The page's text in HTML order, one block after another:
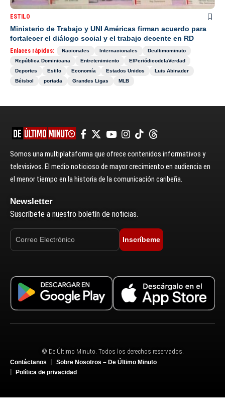
ESTILO
Ministerio de Trabajo y UNI Américas firman acuerdo para
fortalecer el diálogo social y el trabajo decente en RD
Enlaces rápidos: Nacionales Internacionales
Deultimominuto
República Dominicana
Entretenimiento
ElPeriódicodelaVerdad
Deportes
Estilo Economía Estados Unidos
Luis Abinader
Béisbol
portada Grandes Ligas MLB
Somos una multiplataforma que ofrece contenidos informativos y
televisivos. El medio noticioso de mayor crecimiento en audiencia en
el menor tiempo en la historia de la comunicación caribeña.
Newsletter
Suscríbete a nuestro boletín de noticias.
Inscríbeme
© De Último Minuto. Todos los derechos reservados.
Contáctanos
Sobre Nosotros – De Último Minuto
Política de privacidad